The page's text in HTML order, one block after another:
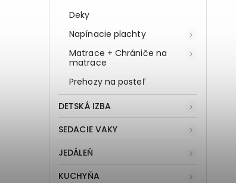
Deky
Napínacie plachty
Matrace + Chrániče na
matrace
Prehozy na posteľ
DETSKÁ IZBA
SEDACIE VAKY
JEDÁLEŇ
KUCHYŇA